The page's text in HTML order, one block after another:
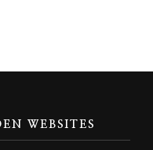
WEBSITES